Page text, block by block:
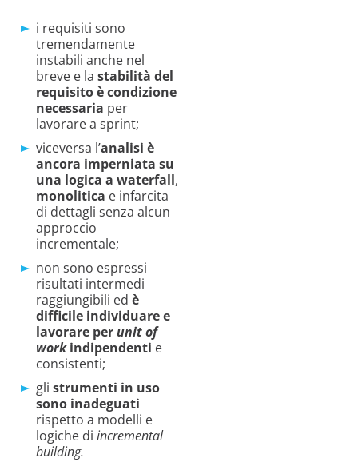
i requisiti sono
tremendamente
instabili anche nel
breve e la stabilità del
requisito è condizione
necessaria per
lavorare a sprint;
viceversa l’analisi è
ancora imperniata su
una logica a waterfall,
monolitica e infarcita
di dettagli senza alcun
approccio
incrementale;
non sono espressi
risultati intermedi
raggiungibili ed è
difficile individuare e
lavorare per unit of
workindipendenti e
consistenti;
gli strumenti in uso
sono inadeguati
rispetto a modelli e
logiche di incremental
building.